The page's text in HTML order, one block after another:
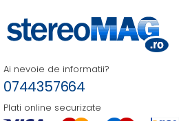
Ai nevoie de informatii?
0744357664
Plati online securizate